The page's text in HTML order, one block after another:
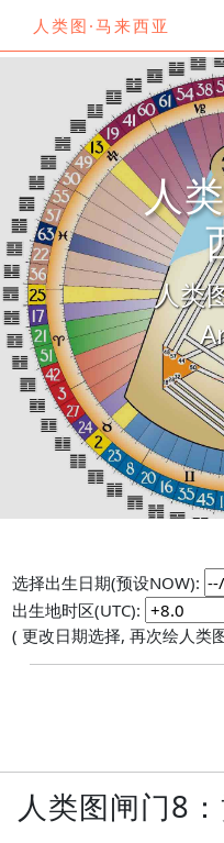
人类图·马来西亚
人
人类
选择出生日期(预设NOW):
出生地时区(UTC):
( 更改日期选择, 再次绘人类
人类图闸门8